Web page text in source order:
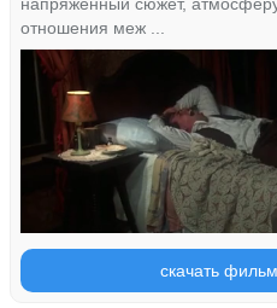
отношения меж ...
скачать